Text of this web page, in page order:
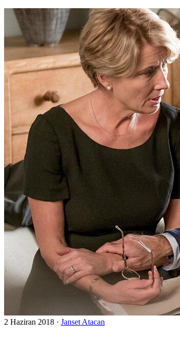
2 Haziran 2018 · Janset Atacan